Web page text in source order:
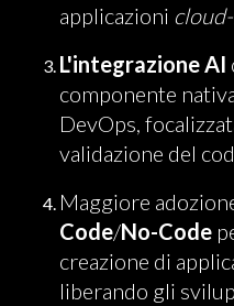
applicazioni
L'integrazione AI
componente
DevOps,
validazione del
Maggiore
Code/No-Code
creazione di
liberando gli